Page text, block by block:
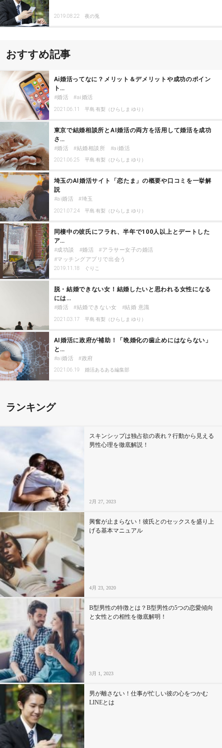
2019.08.22 夜の兎
おすすめ記事
Ai婚活ってなに？メリット＆デメリットや成功のポイン
ト…
婚活 ai婚活
2021.06.11 平島 有梨（ひらしま ゆり）
東京で結婚相談所とAI婚活の両方を活用して婚活を成功
さ…
婚活 結婚相談所 ai婚活
2021.06.25 平島 有梨（ひらしま ゆり）
埼玉のAI婚活サイト「恋たま」の概要や口コミを一挙解
説
ai婚活 埼玉
2021.07.24 平島 有梨（ひらしま ゆり）
同棲中の彼氏にフラれ、半年で100人以上とデートした
ア…
成功談 婚活
アラサー女子の婚活
マッチングアプリで出会う
2019.11.18 ぐりこ
脱・結婚できない女！結婚したいと思われる女性になる
には…
婚活 結婚できない女 結婚 意識
2021.03.17 平島 有梨（ひらしま ゆり）
AI婚活に政府が補助！「晩婚化の歯止めにはならない」
と…
ai婚活 政府
2021.06.19 婚活あるある編集部
ランキング
スキンシップは独占欲の表れ？行動から見える
男性心理を徹底解説！
2月 27, 2023
興奮が止まらない！彼氏とのセックスを盛り上
げる基本マニュアル
4月 23, 2020
B型男性の特徴とは？B型男性の5つの恋愛傾向
と女性との相性を徹底解明！
3月 1, 2023
男が離さない！仕事が忙しい彼の心をつかむ
LINEとは